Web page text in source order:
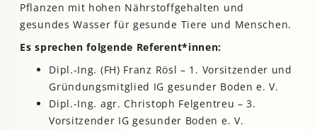
Pflanzen mit hohen Nährstoffgehalten und
gesundes Wasser für gesunde Tiere und Menschen.
Es sprechen folgende Referent*innen:
Dipl.-Ing. (FH) Franz Rösl – 1. Vorsitzender und
Gründungsmitglied IG gesunder Boden e. V.
Dipl.-Ing. agr. Christoph Felgentreu – 3.
Vorsitzender IG gesunder Boden e. V.